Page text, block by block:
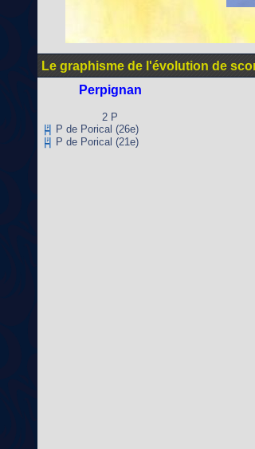
Le graphisme de l'évolution de
Perpignan
2 P
P de Porical (26e)
P de Porical (21e)